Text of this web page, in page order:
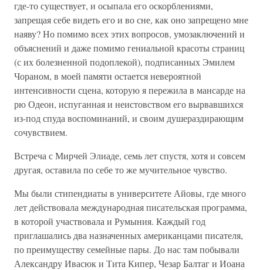
где-то существует, и осыпала его оскорблениями,
запрещая себе видеть его и во сне, как оно запрещено мне
наяву? Но помимо всех этих вопросов, умозаключений и
объяснений и даже помимо гениальной красоты страниц
(с их болезненной подоплекой), подписанных Эмилем
Чораном, в моей памяти остается невероятной
интенсивности сцена, которую я пережила в мансарде на
рю Одеон, испуганная и неистовством его вырвавшихся
из-под спуда воспоминаний, и своим душераздирающим
сочувствием.
Встреча с Мирчей Элиаде, семь лет спустя, хотя и совсем
другая, оставила по себе то же мучительное чувство.
Мы были стипендиаты в университете Айовы, где много
лет действовала международная писательская программа,
в которой участвовала и Румыния. Каждый год
приглашались два назначенных американцами писателя,
по преимуществу семейные пары. До нас там побывали
Александру Ивасюк и Тита Кипер, Чезар Балтаг и Иоана